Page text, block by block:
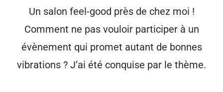
Un salon feel-good près de chez moi !
Comment ne pas vouloir participer à un
évènement qui promet autant de bonnes
vibrations ? J’ai été conquise par le thème.